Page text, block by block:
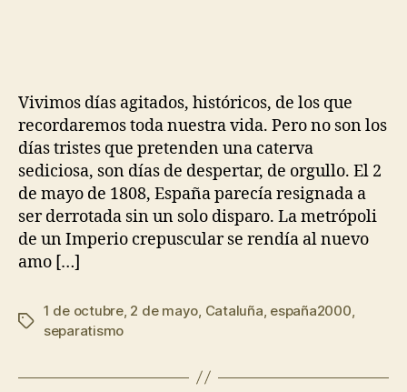
Vivimos días agitados, históricos, de los que
recordaremos toda nuestra vida. Pero no son los
días tristes que pretenden una caterva
sediciosa, son días de despertar, de orgullo. El 2
de mayo de 1808, España parecía resignada a
ser derrotada sin un solo disparo. La metrópoli
de un Imperio crepuscular se rendía al nuevo
amo […]
1 de octubre, 2 de mayo Cataluña españa2000
separatismo